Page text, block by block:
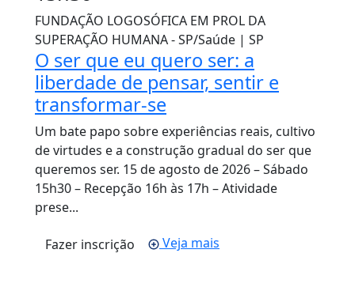
FUNDAÇÃO LOGOSÓFICA EM PROL DA
SUPERAÇÃO HUMANA - SP/Saúde | SP
O ser que eu quero ser: a
liberdade de pensar, sentir e
transformar-se
Um bate papo sobre experiências reais, cultivo
de virtudes e a construção gradual do ser que
queremos ser. 15 de agosto de 2026 – Sábado
15h30 – Recepção 16h às 17h – Atividade
prese...
Fazer inscrição Veja mais